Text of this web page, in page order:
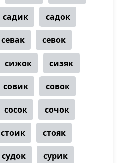
садик садок
севак севок
сижок сизяк
совик совок
сосок сочок
стоик стояк
судок сурик